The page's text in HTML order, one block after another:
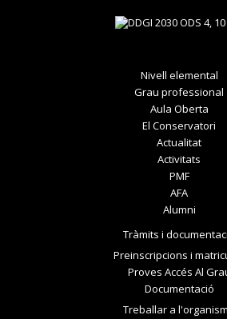
Nivell elemental
Grau professional
Aula Oberta
El Conservatori
Actualitat
Activitats
PMF
AFA
Alumni
Tràmits i
Preinscripcions i
Proves Accés Al
Documentació
Treballar a